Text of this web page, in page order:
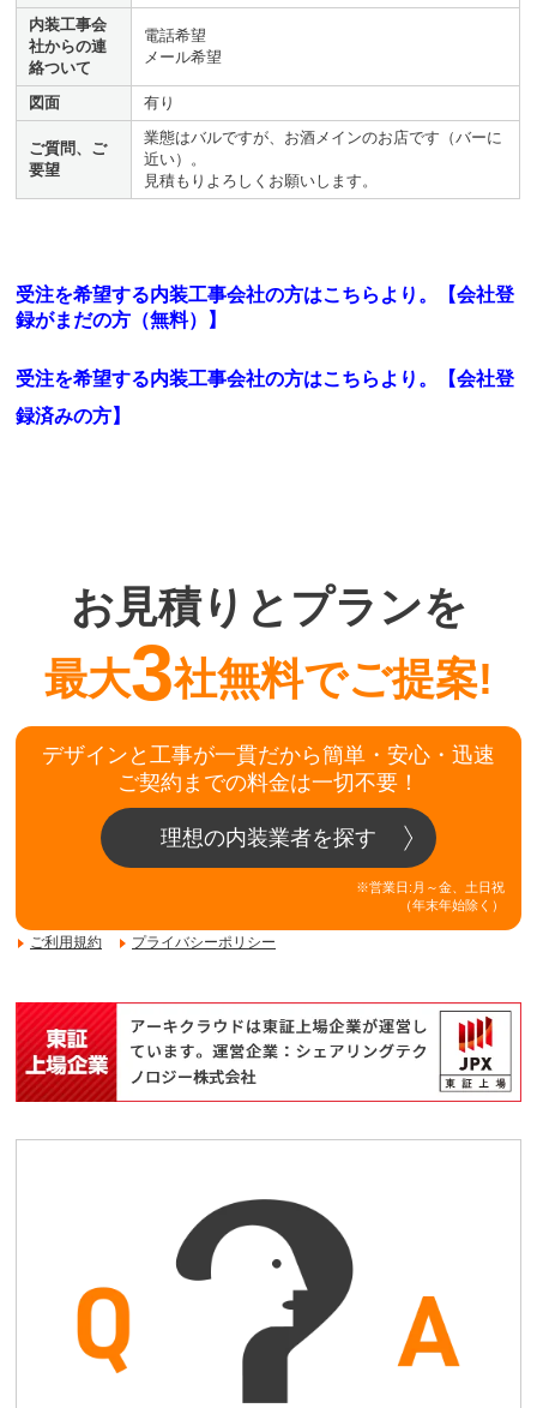
内装工事会
社からの連
絡ついて
電話希望
メール希望
図面 有り
ご質問、ご
要望
業態はバルですが、お酒メインのお店です（バーに
近い）。
見積もりよろしくお願いします。
受注を希望する内装工事会社の方はこちらより。【会社登
録がまだの方（無料）】
受注を希望する内装工事会社の方はこちらより。
【会社登
録済みの方】
お見積りとプランを
最大3社無料でご提案!
デザインと工事が一貫だから簡単・安心・迅速
ご契約までの料金は一切不要！
理想の内装業者を探す
※営業日:月～金、土日祝
（年末年始除く）
ご利用規約 プライバシーポリシー